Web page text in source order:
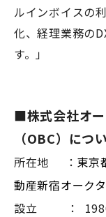
ルインボイスの
化、経理業務の
す。」
■株式会社オ
（OBC）につ
所在地 ： 東京
動産新宿オーク
設立 ： 1980